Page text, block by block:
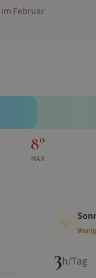
im Februar
8°
MAX
3h/Tag